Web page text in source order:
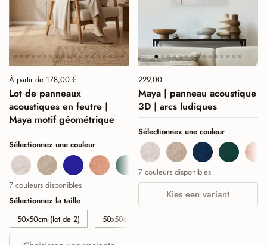
Prix :
À partir de 178,00 €
Lot de panneaux
acoustiques en feutre |
Maya motif géométrique
Sélectionnez une couleur
Beige Sand Navy CognacDeep Green
BurgundySage Green
7 couleurs disponibles
Sélectionnez la taille
50x50cm (lot de 2)
50x50cm (lot de 4)
Prix :
229,00
Maya | panneau acoustique
3D | arcs ludiques
Sélectionnez une couleur
Beige Sand Navy Deep
7 couleurs disponibles
Kies een variant